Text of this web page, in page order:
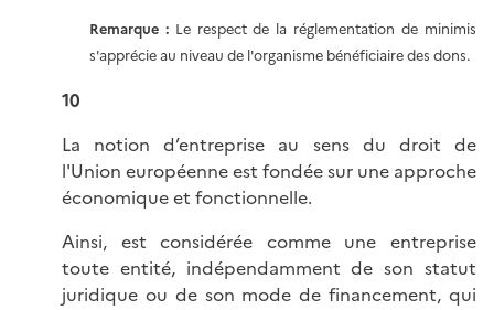
Remarque : Le respect de la réglementation de minimis
s'apprécie au niveau de l'organisme bénéficiaire des dons.
10
La notion d’entreprise au sens du droit de
l'Union européenne est fondée sur une approche
économique et fonctionnelle.
Ainsi, est considérée comme une entreprise
toute entité, indépendamment de son statut
juridique ou de son mode de financement, qui